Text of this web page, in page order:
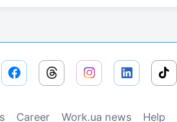
Сareer Work.ua news Help